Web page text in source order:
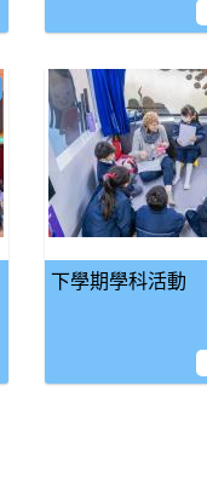
下學期學科活動